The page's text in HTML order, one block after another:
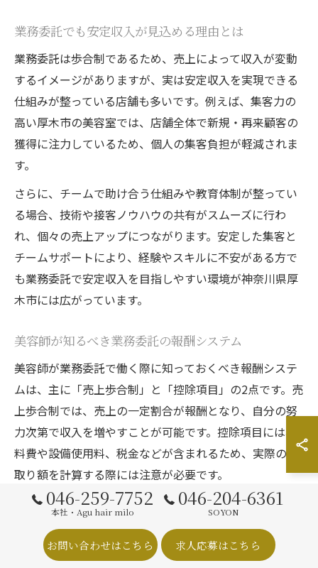
業務委託でも安定収入が見込める理由とは
業務委託は歩合制であるため、売上によって収入が変動
するイメージがありますが、実は安定収入を実現できる
仕組みが整っている店舗も多いです。例えば、集客力の
高い厚木市の美容室では、店舗全体で新規・再来顧客の
獲得に注力しているため、個人の集客負担が軽減されま
す。
さらに、チームで助け合う仕組みや教育体制が整ってい
る場合、技術や接客ノウハウの共有がスムーズに行わ
れ、個々の売上アップにつながります。安定した集客と
チームサポートにより、経験やスキルに不安がある方で
も業務委託で安定収入を目指しやすい環境が神奈川県厚
木市には広がっています。
美容師が知るべき業務委託の報酬システム
美容師が業務委託で働く際に知っておくべき報酬システ
ムは、主に「売上歩合制」と「控除項目」の2点です。売
上歩合制では、売上の一定割合が報酬となり、自分の努
力次第で収入を増やすことが可能です。控除項目には材
料費や設備使用料、税金などが含まれるため、実際の手
取り額を計算する際には注意が必要です。
厚木市の美容室では、報酬システムの詳細を分かりやす
りと確認し、納得したうえで働き始めれば、トラブルや
046-259-7752
本社・Agu hair milo
046-204-6361
SOYON
お問い合わせはこちら 求人応募はこちら